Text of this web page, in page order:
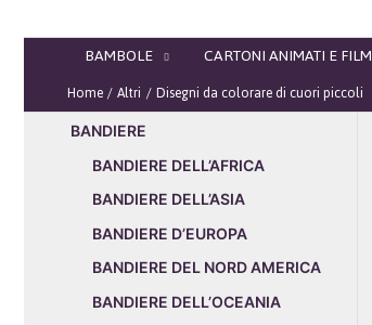
BAMBOLE CARTONI ANIMATI E FILM
Home Altri Disegni da colorare di cuori piccoli
BANDIERE
BANDIERE DELL’AFRICA
BANDIERE DELL’ASIA
BANDIERE D’EUROPA
BANDIERE DEL NORD AMERICA
BANDIERE DELL’OCEANIA